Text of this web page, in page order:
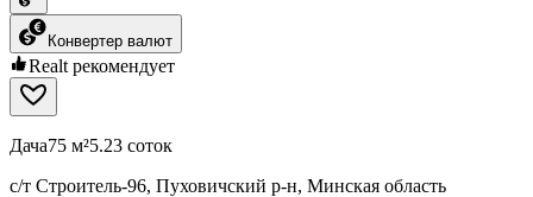
Конвертер валют
Realt рекомендует
Дача75 м²5.23 соток
с/т Строитель-96, Пуховичский р-н, Минская область